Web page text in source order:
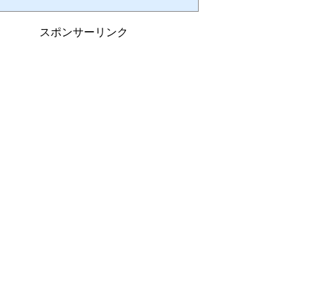
年現在プライオリティ・パスで利用可能なラウン
ょう。ちなみに、私の国内空港・ラウンジ訪問記 一覧
スポンサーリンク